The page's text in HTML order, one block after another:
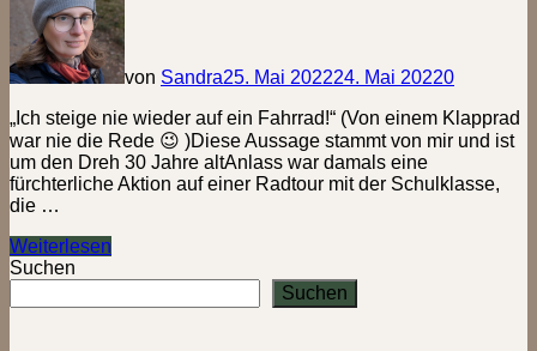
von Sandra25. Mai 202224. Mai 20220
„Ich steige nie wieder auf ein Fahrrad!“ (Von einem Klapprad
war nie die Rede 😉 )Diese Aussage stammt von mir und ist
um den Dreh 30 Jahre altAnlass war damals eine
fürchterliche Aktion auf einer Radtour mit der Schulklasse,
die …
Nie
wieder
Fahrrad!
Weiterlesen
Suchen
Suchen